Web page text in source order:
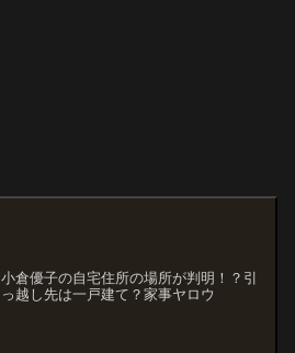
小倉優子の自宅住所の場所が判明！？引
っ越し先は一戸建て？家事ヤロウ